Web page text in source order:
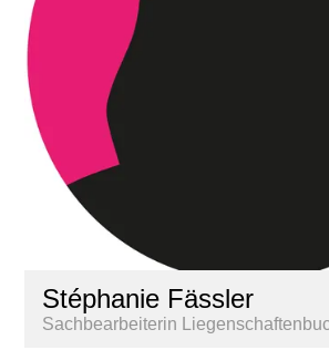
Stéphanie Fässler
Sachbearbeiterin